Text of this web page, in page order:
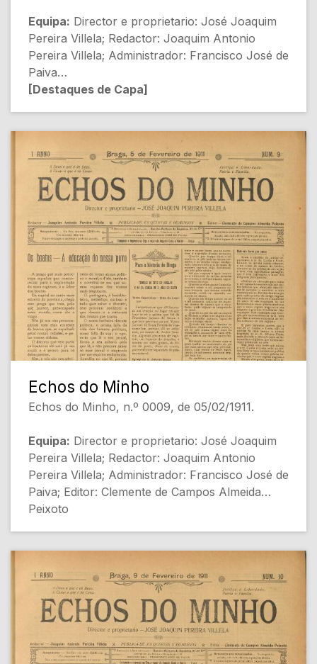
Equipa: Director e proprietario: José Joaquim
Pereira Villela; Redactor: Joaquim Antonio
Pereira Villela; Administrador: Francisco José de
Paiva
[Destaques de Capa]
- SECÇÃO POLITICA: A nova lei eleitoral
[Eleições]
- OS NOSSOS MARINHEIROS NO BRAZIL
[Sociedade]
- A lei do registo civil. Pretendentes a empregos
[Administração Pública]
[Conteúdo Gerado por Inteligência Artificial,
pode conter erros]
Echos do Minho
Echos do Minho, n.º 0009, de 05/02/1911.
Equipa: Director e proprietario: José Joaquim
Pereira Villela; Redactor: Joaquim Antonio
Pereira Villela; Administrador: Francisco José de
Paiva; Editor: Clemente de Campos Almeida
Peixoto
- Para a historia de Braga: Templos no sitio do
Avellar e no da egreja de S. João do Souto
[História]
- Indicios provaveis do tempo - Prognosticos
pelos astros [Meteorologia]